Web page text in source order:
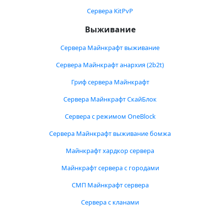
Сервера KitPvP
Выживание
Сервера Майнкрафт выживание
Сервера Майнкрафт анархия (2b2t)
Гриф сервера Майнкрафт
Сервера Майнкрафт СкайБлок
Сервера с режимом OneBlock
Сервера Майнкрафт выживание бомжа
Майнкрафт хардкор сервера
Майнкрафт сервера с городами
СМП Майнкрафт сервера
Сервера с кланами